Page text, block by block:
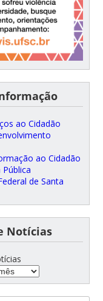
ao Cidadão
ao Cidadão
de Santa
Notícias